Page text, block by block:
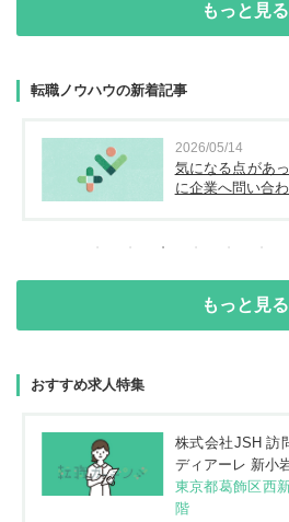
もっと見る
転職ノウハウの新着記事
2026/05/14
気になる点があ
に企業へ問い合
もっと見る
おすすめ求人特集
株式会社JSH 訪
ディアーレ 新小
東京都葛飾区西
階